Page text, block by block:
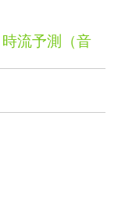
流予測（音